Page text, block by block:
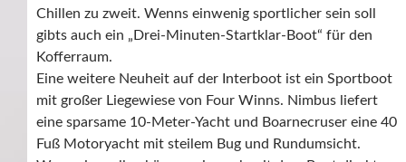
Chillen zu zweit. Wenns einwenig sportlicher sein soll
gibts auch ein „Drei-Minuten-Startklar-Boot“ für den
Kofferraum.
Eine weitere Neuheit auf der Interboot ist ein Sportboot
mit großer Liegewiese von Four Winns. Nimbus liefert
eine sparsame 10-Meter-Yacht und Boarnecruser eine 40
Fuß Motoryacht mit steilem Bug und Rundumsicht.